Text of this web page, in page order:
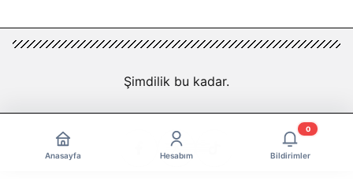
Şimdilik bu kadar.
Anasayfa Hesabım Bildirimler
0